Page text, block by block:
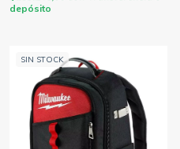
depósito
SIN STOCK